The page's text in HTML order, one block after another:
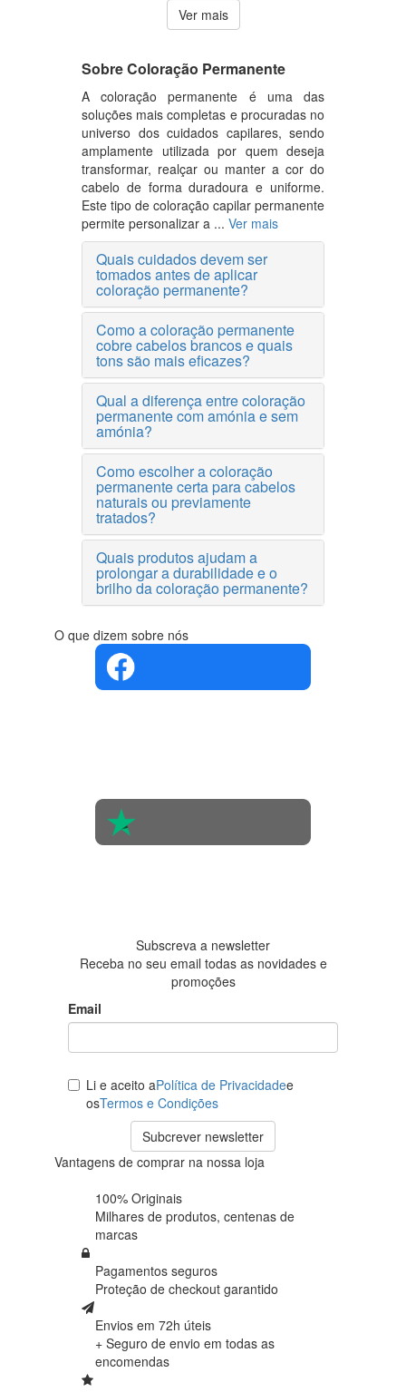
Ver mais
Sobre Coloração Permanente
A coloração permanente é uma das
soluções mais completas e procuradas no
universo dos cuidados capilares, sendo
amplamente utilizada por quem deseja
transformar, realçar ou manter a cor do
cabelo de forma duradoura e uniforme.
Este tipo de coloração capilar permanente
permite personalizar a ... Ver mais
Quais cuidados devem ser
tomados antes de aplicar
coloração permanente?
Como a coloração permanente
cobre cabelos brancos e quais
tons são mais eficazes?
Qual a diferença entre coloração
permanente com amónia e sem
amónia?
Como escolher a coloração
permanente certa para cabelos
naturais ou previamente
tratados?
Quais produtos ajudam a
prolongar a durabilidade e o
brilho da coloração permanente?
O que dizem sobre nós
Subscreva a newsletter
Receba no seu email todas as novidades e
promoções
Email
Li e aceito aPolítica de Privacidadee
osTermos e Condições
Subcrever newsletter
Vantagens de comprar na nossa loja
100% Originais
Milhares de produtos, centenas de
marcas
Pagamentos seguros
Proteção de checkout garantido
Envios em 72h úteis
+ Seguro de envio em todas as
encomendas